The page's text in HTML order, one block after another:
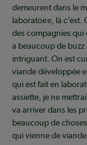
demeurent dans le
laboratoire, là c’est.
des compagnies qui
a beaucoup de buzz
intriguant. On est
viande développée
qui est fait en
assiette, je ne
va arriver dans les
beaucoup de
qui vienne de